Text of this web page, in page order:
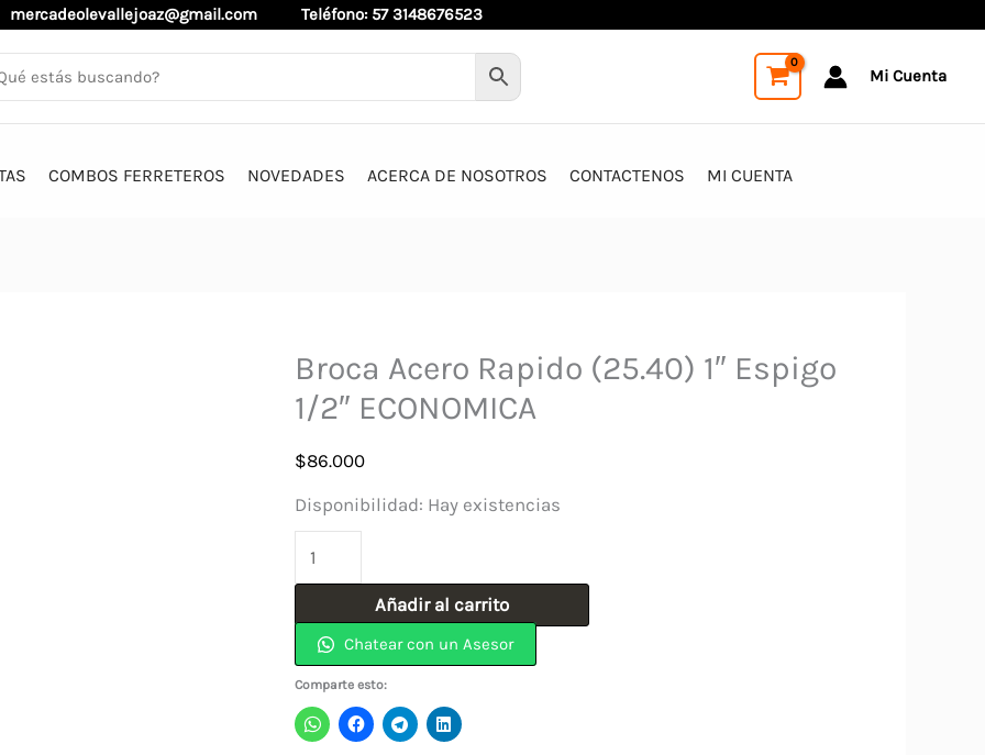
mercadeolevallejoaz@gmail.com Teléfono: 57 3148676523
Mi Cuenta
COMBOS FERRETEROS NOVEDADES ACERCA DE NOSOTROS CONTACTENOS MI CUENTA
Broca Acero Rapido (25.40) 1″ Espigo
1/2″ ECONOMICA
$86.000
Disponibilidad: Hay existencias
Broca
Acero
(25.40)
1"
Espigo
Añadir al carrito
Chatear con un Asesor
Comparte esto: